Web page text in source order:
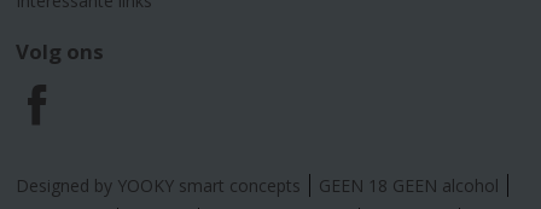
Volg ons
F
a
Designed by YOOKY smart concepts
GEEN 18 GEEN alcohol